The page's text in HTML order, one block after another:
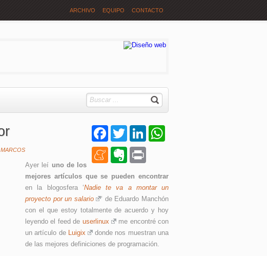
ARCHIVO EQUIPO CONTACTO
FacebookTwitter LinkedIn
MeneameEvernote
MARCOS
Ayer leí uno de los
mejores artículos que se pueden encontrar
en la blogosfera ‘Nadie te va a montar un
proyecto por un salario
‘ de Eduardo Manchón
con el que estoy totalmente de acuerdo y hoy
leyendo el feed de userlinux
me encontré con
un artículo de Luigix
donde nos muestran una
de las mejores definiciones de programación.